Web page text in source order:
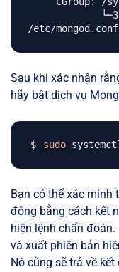
Sau khi xác nhận
hãy bật dịch vụ
sudo
Bạn có thể xác minh
động bằng cách kết
hiện lệnh chẩn
và xuất phiên bản
Nó cũng sẽ trả về